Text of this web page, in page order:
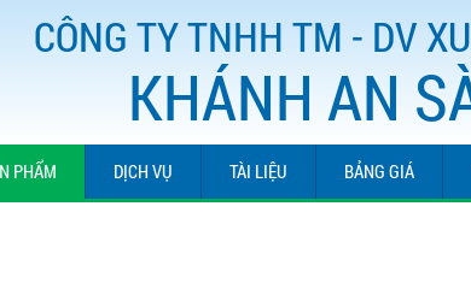
CÔNG TY TNHH TM - DV
KHÁNH AN
PHẨM DỊCH VỤ TÀI LIỆU BẢNG GIÁ